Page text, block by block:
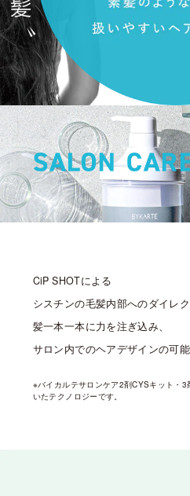
CiP SHOTによる
シスチンの毛髪内部へのダイレク
髪一本一本に力を注ぎ込み、
サロン内でのヘアデザインの可能
※バイカルテサロンケア2剤CYSキット・3
いたテクノロジーです。